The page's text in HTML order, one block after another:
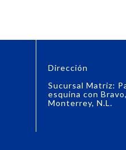
Dirección
Sucursal Matriz:
esquina con
Monterrey, N.L.